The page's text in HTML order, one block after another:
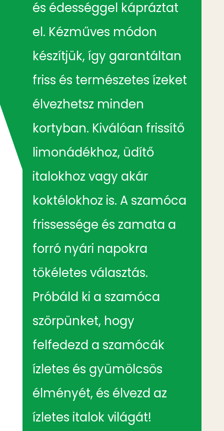
és édességgel kápráztat
el. Kézműves módon
készítjük, így garantáltan
friss és természetes ízeket
élvezhetsz minden
kortyban. Kiválóan frissítő
limonádékhoz, üdítő
italokhoz vagy akár
koktélokhoz is. A szamóca
frissessége és zamata a
forró nyári napokra
tökéletes választás.
Próbáld ki a szamóca
szörpünket, hogy
felfedezd a szamócák
ízletes és gyümölcsös
élményét, és élvezd az
ízletes italok világát!